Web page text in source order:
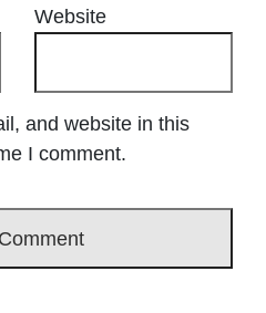
Website
and website in this
I comment.